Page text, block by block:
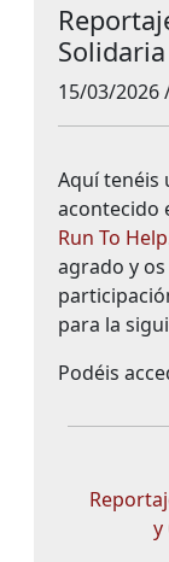
15/03/2026
Aquí tenéis
acontecido
Run To Help
agrado y
para la
Podéis
y